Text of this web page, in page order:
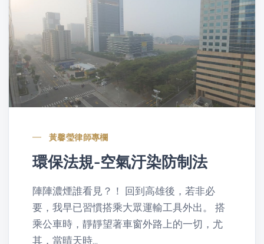
黃馨瑩律師專欄
環保法規-空氣汙染防制法
陣陣濃煙誰看見？！ 回到高雄後，若非必
要，我早已習慣搭乘大眾運輸工具外出。 搭
乘公車時，靜靜望著車窗外路上的一切，尤
其，當晴天時...